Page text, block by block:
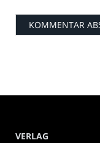
VERLAG